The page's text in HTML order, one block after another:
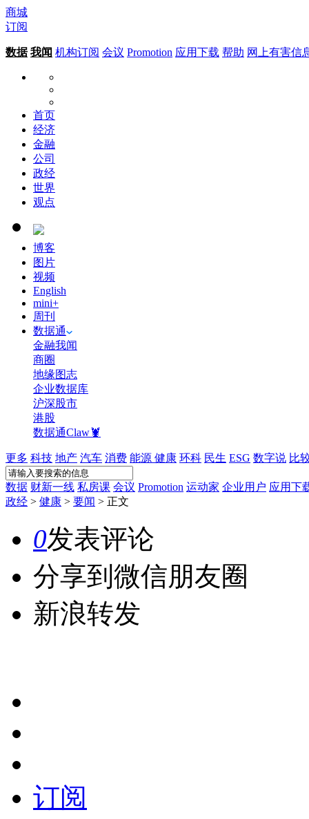
商城
订阅
数据 我闻 机构订阅 会议 Promotion 应用下载 帮助 网上有害信
首页
经济
金融
公司
政经
世界
观点
博客
图片
视频
English
mini+
周刊
数据通
金融我闻
商圈
地缘图志
企业数据库
沪深股市
港股
数据通Claw🦞
更多 科技 地产 汽车 消费 能源 健康 环科 民生 ESG 数字说 比
数据 财新一线 私房课 会议 Promotion 运动家 企业用户 应用下
政经 > 健康 > 要闻 > 正文
0发表评论
分享到微信朋友圈
新浪转发
订阅